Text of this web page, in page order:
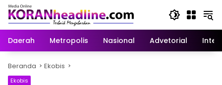
Langsung
konten
Daerah
Metropolis Nasional Advetorial
Beranda Ekobis
Ekobis